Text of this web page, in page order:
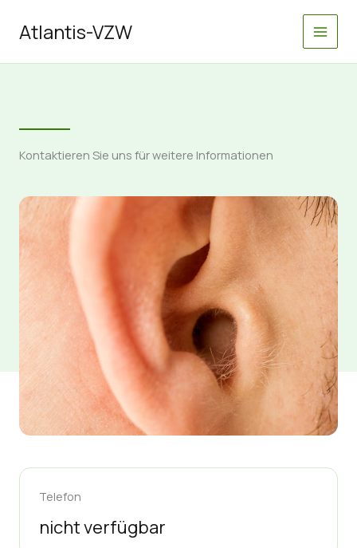
InhaltAtlantis-VZW
Kontaktieren Sie uns für weitere Informationen
Telefon
nicht verfügbar